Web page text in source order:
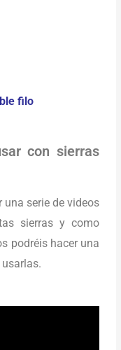
filo
con sierras
una serie de videos
sierras y como
podréis hacer una